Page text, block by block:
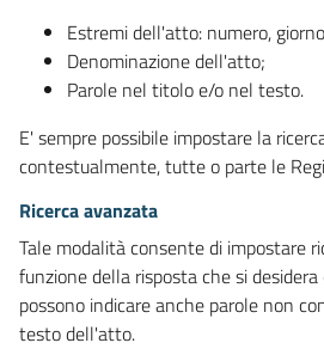
Estremi dell'atto: numero,
Denominazione dell'atto;
Parole nel titolo e/o nel testo.
E' sempre possibile impostare la
contestualmente, tutte o parte le
Ricerca avanzata
Tale modalità consente di impostare
funzione della risposta che si
possono indicare anche parole non
testo dell'atto.